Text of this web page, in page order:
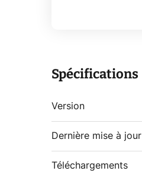
Spécifications
Version
Dernière mise à jour
Téléchargements